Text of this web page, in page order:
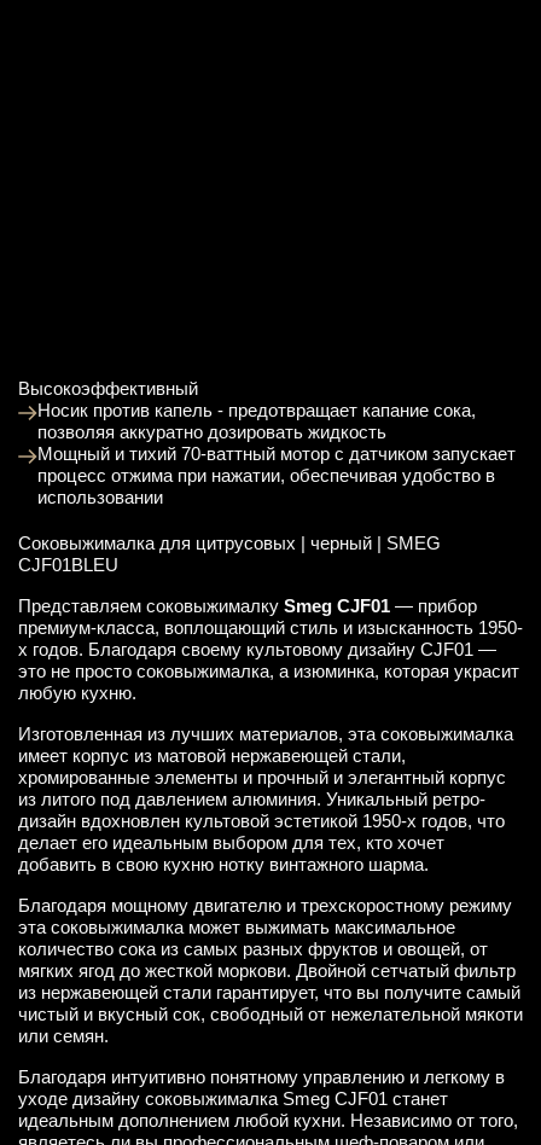
Высокоэффективный
Носик против капель - предотвращает капание сока,
позволяя аккуратно дозировать жидкость
Мощный и тихий 70-ваттный мотор с датчиком запускает
процесс отжима при нажатии, обеспечивая удобство в
использовании
Соковыжималка для цитрусовых | черный | SMEG
CJF01BLEU
Представляем соковыжималку Smeg CJF01 — прибор
премиум-класса, воплощающий стиль и изысканность 1950-
х годов. Благодаря своему культовому дизайну CJF01 —
это не просто соковыжималка, а изюминка, которая украсит
любую кухню.
Изготовленная из лучших материалов, эта соковыжималка
имеет корпус из матовой нержавеющей стали,
хромированные элементы и прочный и элегантный корпус
из литого под давлением алюминия. Уникальный ретро-
дизайн вдохновлен культовой эстетикой 1950-х годов, что
делает его идеальным выбором для тех, кто хочет
добавить в свою кухню нотку винтажного шарма.
Благодаря мощному двигателю и трехскоростному режиму
эта соковыжималка может выжимать максимальное
количество сока из самых разных фруктов и овощей, от
мягких ягод до жесткой моркови. Двойной сетчатый фильтр
из нержавеющей стали гарантирует, что вы получите самый
чистый и вкусный сок, свободный от нежелательной мякоти
или семян.
Благодаря интуитивно понятному управлению и легкому в
уходе дизайну соковыжималка Smeg CJF01 станет
идеальным дополнением любой кухни. Независимо от того,